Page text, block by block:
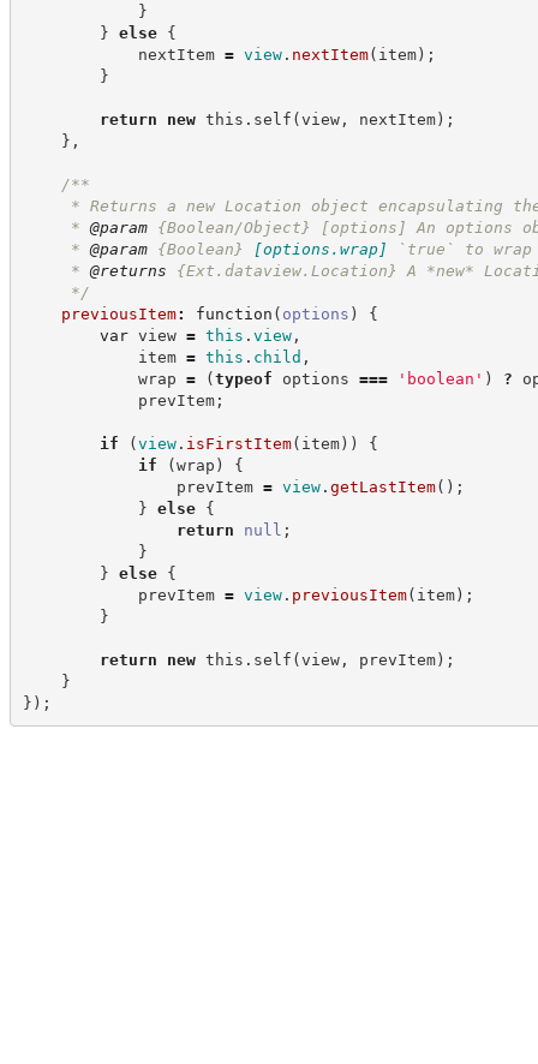
}
} else
{
nextItem = view. nextItem( item) ;
}
return new this . self (view, nextItem) ;
} ,
/**
* Returns a new Location object encapsulating the
* @param {Boolean/Object} [options] An options
* @param {Boolean} [options.wrap]
`true` to
* @returns {Ext.dataview.Location}
A *new*
*/
previousItem: function ( options )
{
var view = this . view,
item = this . child ,
wrap = (typeof options === ' boolean ' ) ?
prevItem;
if (view. isFirstItem( item) )
{
if
(wrap )
{
prevItem = view. getLastItem( ) ;
} else
{
return
null ;
}
} else
{
prevItem = view. previousItem( item) ;
}
return new this . self (view, prevItem) ;
}
} ) ;